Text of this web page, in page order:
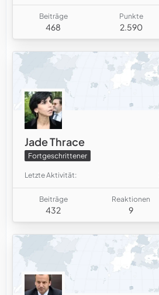
Beiträge
468
Punkte
2.590
Jade Thrace
Fortgeschrittener
Letzte Aktivität
Beiträge
432
Reaktionen
9